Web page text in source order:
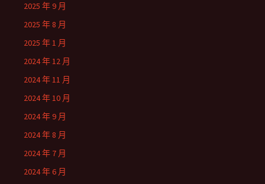
2025 年 9 月
2025 年 8 月
2025 年 1 月
2024 年 12 月
2024 年 11 月
2024 年 10 月
2024 年 9 月
2024 年 8 月
2024 年 7 月
2024 年 6 月